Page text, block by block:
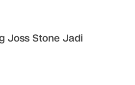
Joss Stone Jadi